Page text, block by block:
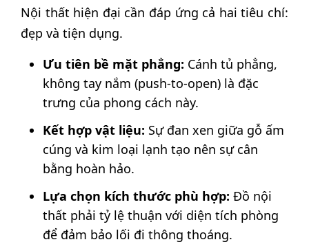
Nội thất hiện đại cần đáp ứng cả hai tiêu chí:
đẹp và tiện dụng.
Ưu tiên bề mặt phẳng: Cánh tủ phẳng,
không tay nắm (push-to-open) là đặc
trưng của phong cách này.
Kết hợp vật liệu: Sự đan xen giữa gỗ ấm
cúng và kim loại lạnh tạo nên sự cân
bằng hoàn hảo.
Lựa chọn kích thước phù hợp: Đồ nội
thất phải tỷ lệ thuận với diện tích phòng
để đảm bảo lối đi thông thoáng.